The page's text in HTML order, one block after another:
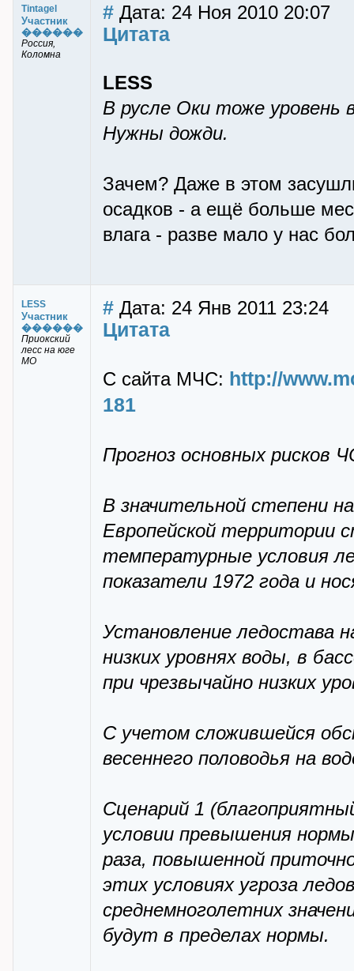
Tintagel
Участник
������
Россия,
Коломна
# Дата: 24 Ноя 2010 20:07
Цитата
LESS
В русле Оки тоже
Нужны дожди.
Зачем? Даже в этом
осадков - а ещё больше
влага - разве мало у нас
LESS
Участник
������
Приокский
лесс на юге
МО
# Дата: 24 Янв 2011 23:24
Цитата
С сайта МЧС: http://
181
Прогноз основных рисков
В значительной степени
Европейской территории
температурные условия
показатели 1972 года и
Установление ледостава
низких уровнях воды, в
при чрезвычайно низких
С учетом сложившейся
весеннего половодья на
Сценарий 1
условии превышения
раза, повышенной
этих условиях угроза
среднемноголетних
будут в пределах нормы.